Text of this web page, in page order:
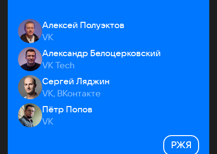
Алексей Полуэктов
VK
Александр Белоцерковский
VK Tech
Сергей Ляджин
VK, ВКонтакте
Пётр Попов
VK
РЖЯ